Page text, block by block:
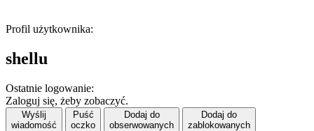
Profil użytkownika:
shellu
Ostatnie logowanie:
Zaloguj się, żeby zobaczyć.
Wyślij
wiadomość
Puść
oczko
Dodaj do
obserwowanych
Dodaj do
zablokowanych